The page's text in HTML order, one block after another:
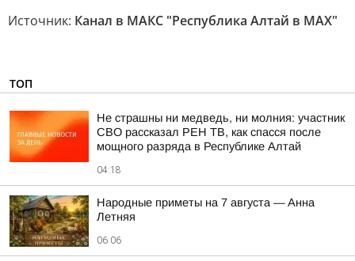
Источник: Канал в МАКС "Республика Алтай в МАХ"
ТОП
Не страшны ни медведь, ни молния: участник
СВО рассказал РЕН ТВ, как спасся после
мощного разряда в Республике Алтай
04:18
Hapoдныe пpимeты нa 7 aвгуcтa — Aннa
Лeтняя
06:06